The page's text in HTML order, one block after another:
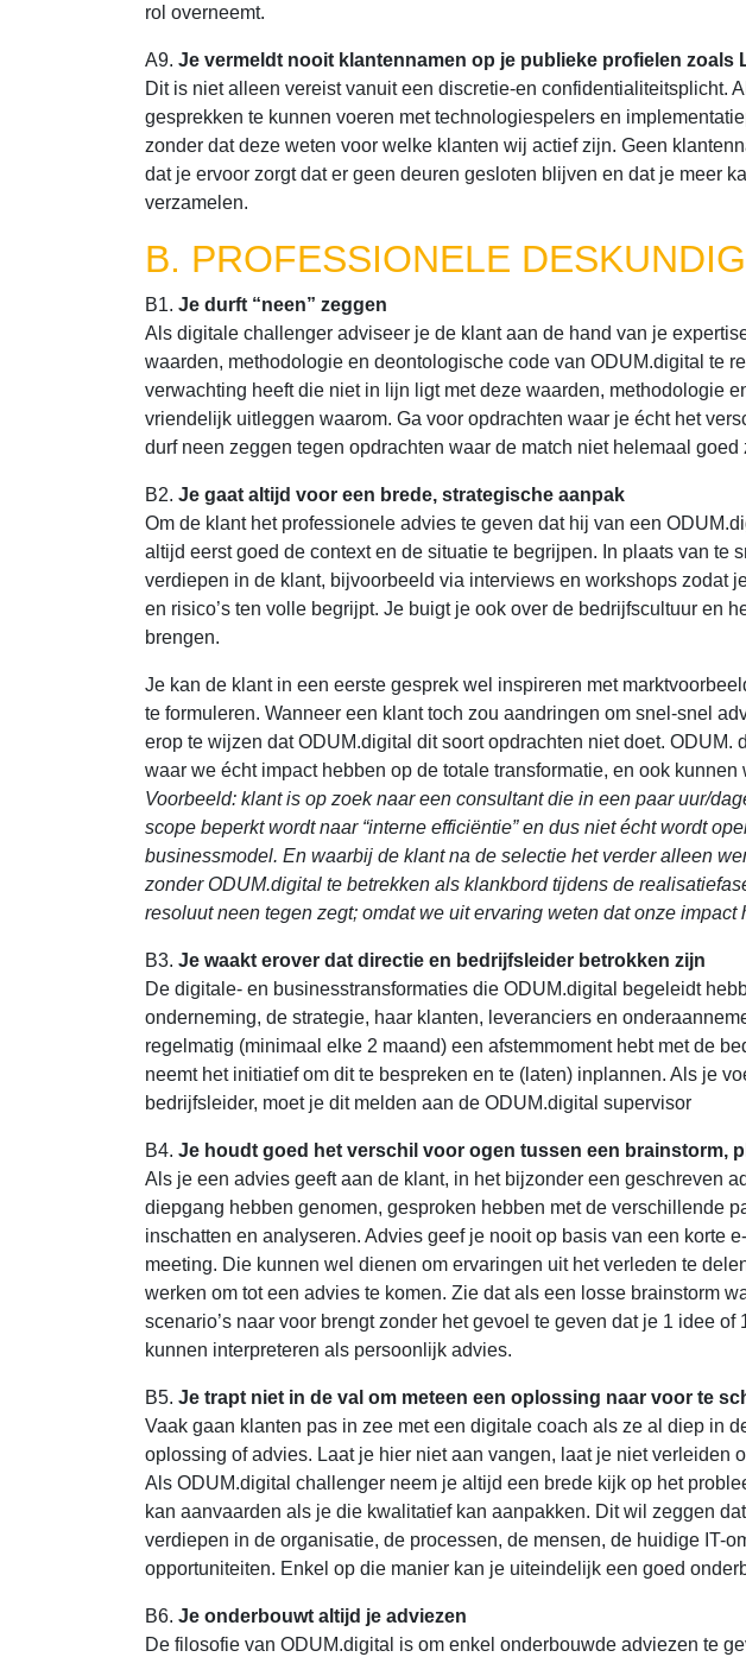
rol overneemt.
A9. Je vermeldt nooit klantennamen op je publieke profielen zoals
Dit is niet alleen vereist vanuit een discretie-en confidentialiteitsplicht.
gesprekken te kunnen voeren met technologiespelers en
zonder dat deze weten voor welke klanten wij actief zijn. Geen
dat je ervoor zorgt dat er geen deuren gesloten blijven en dat je meer
verzamelen.
B. PROFESSIONELE
B1. Je durft “neen” zeggen
Als digitale challenger adviseer je de klant aan de hand van je
waarden, methodologie en deontologische code van ODUM.digital te
verwachting heeft die niet in lijn ligt met deze waarden, methodologie
vriendelijk uitleggen waarom. Ga voor opdrachten waar je écht het
durf neen zeggen tegen opdrachten waar de match niet helemaal goed
B2. Je gaat altijd voor een brede, strategische aanpak
Om de klant het professionele advies te geven dat hij van een
altijd eerst goed de context en de situatie te begrijpen. In plaats van te
verdiepen in de klant, bijvoorbeeld via interviews en workshops zodat
en risico’s ten volle begrijpt. Je buigt je ook over de bedrijfscultuur en
brengen.
Je kan de klant in een eerste gesprek wel inspireren met
te formuleren. Wanneer een klant toch zou aandringen om snel-snel
erop te wijzen dat ODUM.digital dit soort opdrachten niet doet. ODUM.
waar we écht impact hebben op de totale transformatie, en ook
Voorbeeld: klant is op zoek naar een consultant die in een paar uur/
scope beperkt wordt naar “interne efficiëntie” en dus niet écht wordt
businessmodel. En waarbij de klant na de selectie het verder alleen
zonder ODUM.digital te betrekken als klankbord tijdens de
resoluut neen tegen zegt; omdat we uit ervaring weten dat onze impact
B3. Je waakt erover dat directie en bedrijfsleider betrokken zijn
De digitale- en businesstransformaties die ODUM.digital begeleidt
onderneming, de strategie, haar klanten, leveranciers en
regelmatig (minimaal elke 2 maand) een afstemmoment hebt met de
neemt het initiatief om dit te bespreken en te (laten) inplannen. Als je
bedrijfsleider, moet je dit melden aan de ODUM.digital supervisor
B4. Je houdt goed het verschil voor ogen tussen een brainstorm,
Als je een advies geeft aan de klant, in het bijzonder een geschreven
diepgang hebben genomen, gesproken hebben met de verschillende
inschatten en analyseren. Advies geef je nooit op basis van een korte
meeting. Die kunnen wel dienen om ervaringen uit het verleden te
werken om tot een advies te komen. Zie dat als een losse brainstorm
scenario’s naar voor brengt zonder het gevoel te geven dat je 1 idee
kunnen interpreteren als persoonlijk advies.
B5. Je trapt niet in de val om meteen een oplossing naar voor te
Vaak gaan klanten pas in zee met een digitale coach als ze al diep in
oplossing of advies. Laat je hier niet aan vangen, laat je niet verleiden
Als ODUM.digital challenger neem je altijd een brede kijk op het
kan aanvaarden als je die kwalitatief kan aanpakken. Dit wil zeggen
verdiepen in de organisatie, de processen, de mensen, de huidige IT-
opportuniteiten. Enkel op die manier kan je uiteindelijk een goed
B6. Je onderbouwt altijd je adviezen
De filosofie van ODUM.digital is om enkel onderbouwde adviezen te